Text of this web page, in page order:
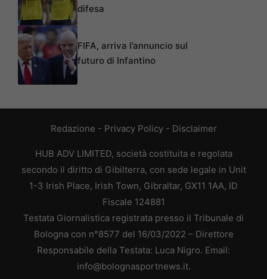
difesa
FIFA, arriva l’annuncio sul
futuro di Infantino
Redazione - Privacy Policy- Disclaimer
HUB ADV LIMITED, società costituita e regolata
secondo il diritto di Gibilterra, con sede legale in Unit
1-3 Irish Place, Irish Town, Gibraltar, GX11 1AA, ID
Fiscale 124881
Testata Giornalistica registrata presso il Tribunale di
Bologna con n°8577 del 16/03/2022 – Direttore
Responsabile della Testata: Luca Nigro. Email:
info@bolognasportnews.it.